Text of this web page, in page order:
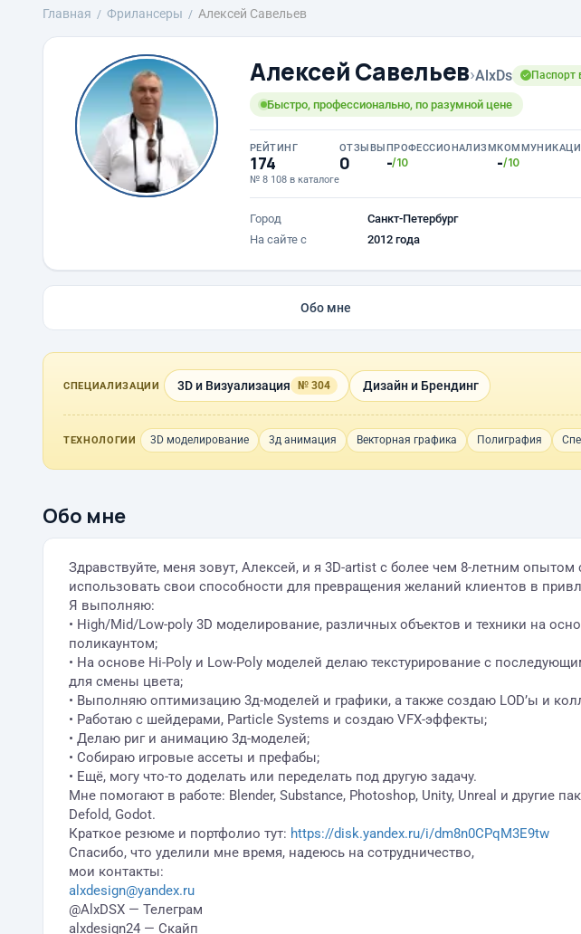
Главная Фрилансеры Алексей Савельев
Алексей Савельев›AlxDs Паспорт
Быстро, профессионально, по разумной цене
РЕЙТИНГ
174
№ 8 108 в каталоге
ОТЗЫВЫ
0
ПРОФЕССИОНАЛИЗМ
-/10 -/10
Город
Санкт-Петербург
На сайте с
2012 года
Обо мне
СПЕЦИАЛИЗАЦИИ 3D и Визуализация № 304 Дизайн и Брендинг
ТЕХНОЛОГИИ 3D моделирование 3д анимация Векторная графика Полиграфия
Обо мне
Здравствуйте, меня зовут, Алексей, и я 3D-artist с более чем 8-летним
использовать свои способности для превращения желаний клиентов в
Я выполняю:
• High/Mid/Low-poly 3D моделирование, различных объектов и техники на
поликаунтом;
• На основе Hi-Poly и Low-Poly моделей делаю текстурирование с
для смены цвета;
• Выполняю оптимизацию 3д-моделей и графики, а также создаю LOD’ы и
• Работаю с шейдерами, Particle Systems и создаю VFX-эффекты;
• Делаю риг и анимацию 3д-моделей;
• Собираю игровые ассеты и префабы;
• Ещё, могу что-то доделать или переделать под другую задачу.
Мне помогают в работе: Blender, Substance, Photoshop, Unity, Unreal и другие
Defold, Godot.
Краткое резюме и портфолио тут: https://disk.yandex.ru/i/dm8n0CPqM3E9tw
Спасибо, что уделили мне время, надеюсь на сотрудничество,
мои контакты:
alxdesign@yandex.ru
@AlxDSX — Телеграм
alxdesign24 — Скайп